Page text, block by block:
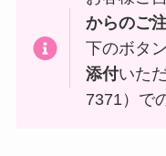
からのご
下のボタ
添付いた
7371）で